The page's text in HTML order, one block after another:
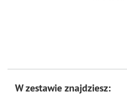
W zestawie znajdziesz: